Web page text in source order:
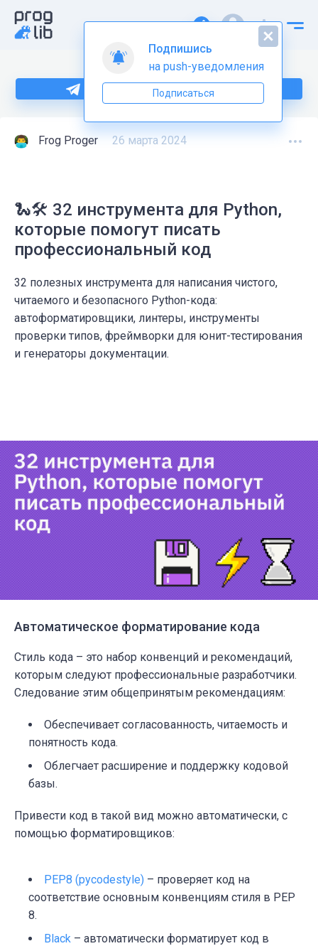
Больше информации по Python тут
Frog Proger 26 марта 2024
🐍🛠️ 32 инструмента для Python,
которые помогут писать
профессиональный код
32 полезных инструмента для написания чистого,
читаемого и безопасного Python-кода:
автоформатировщики, линтеры, инструменты
проверки типов, фреймворки для юнит-тестирования
и генераторы документации.
Автоматическое форматирование кода
Стиль кода – это набор конвенций и рекомендаций,
которым следуют профессиональные разработчики.
Следование этим общепринятым рекомендациям:
Обеспечивает согласованность, читаемость и
понятность кода.
Облегчает расширение и поддержку кодовой
базы.
Привести код в такой вид можно автоматически, с
помощью форматировщиков:
PEP8 (pycodestyle) – проверяет код на
соответствие основным конвенциям стиля в PEP
8.
Black – автоматически форматирует код в
Подпишись
на push-уведомления
Подписаться